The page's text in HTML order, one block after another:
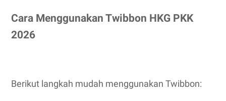
Cara Menggunakan Twibbon HKG PKK
2026
Berikut langkah mudah menggunakan Twibbon: